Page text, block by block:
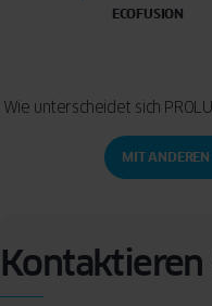
ECOFUSION
Wie unterscheidet sich
MIT ANDEREN
Kontaktieren